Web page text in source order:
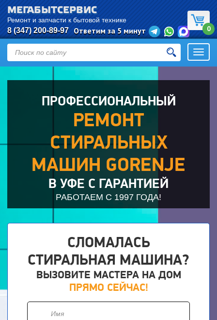
МЕГАБЫТСЕРВИС
Ремонт и запчасти к бытовой технике
8 (347) 200-89-97 Ответим за 5 минут 0
ПРОФЕССИОНАЛЬНЫЙ
РЕМОНТ
СТИРАЛЬНЫХ
МАШИН GORENJE
В УФЕ С ГАРАНТИЕЙ
РАБОТАЕМ С 1997 ГОДА!
СЛОМАЛАСЬ
СТИРАЛЬНАЯ МАШИНА?
ВЫЗОВИТЕ МАСТЕРА НА ДОМ
ПРЯМО СЕЙЧАС!